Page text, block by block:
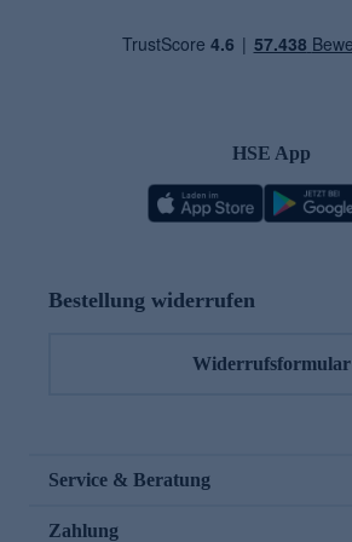
HSE App
Bestellung widerrufen
Widerrufsformular
Service & Beratung
Zahlung